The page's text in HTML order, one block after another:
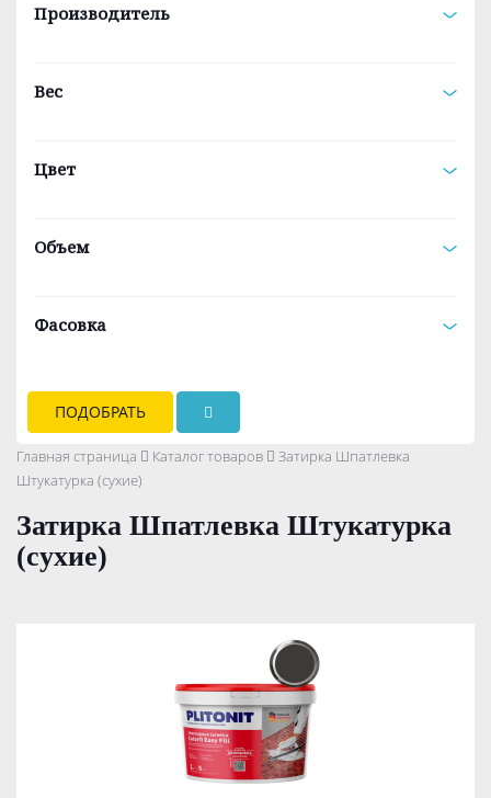
Производитель
Вес
Цвет
Объем
Фасовка
ПОДОБРАТЬ
Главная страница Каталог товаров
Затирка Шпатлевка
Штукатурка (сухие)
Затирка Шпатлевка Штукатурка
(сухие)